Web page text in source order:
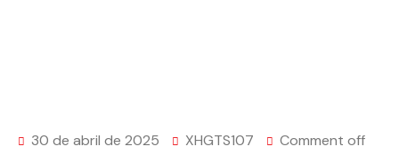
30 de abril de 2025 XHGTS107 Comment off